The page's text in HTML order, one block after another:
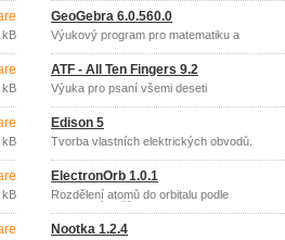
kB
kB
kB
kB
GeoGebra 6.0.560.0
Výukový program pro matematiku a
ATF - All Ten Fingers 9.2
Výuka pro psaní všemi deseti
Edison 5
Tvorba vlastních elektrických obvodů.
ElectronOrb 1.0.1
Rozdělení atomů do orbitalu podle
protonového čísla.
Nootka 1.2.4